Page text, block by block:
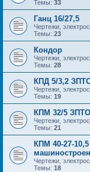
Темы: 33
Ганц 16/27,5
Чертежи,
Темы: 23
Кондор
Чертежи,
Темы: 28
КПД 5/3,2
Чертежи,
Темы: 19
КПМ 32/5
Чертежи,
Темы: 21
КПМ 40-27-
Чертежи,
Темы: 18